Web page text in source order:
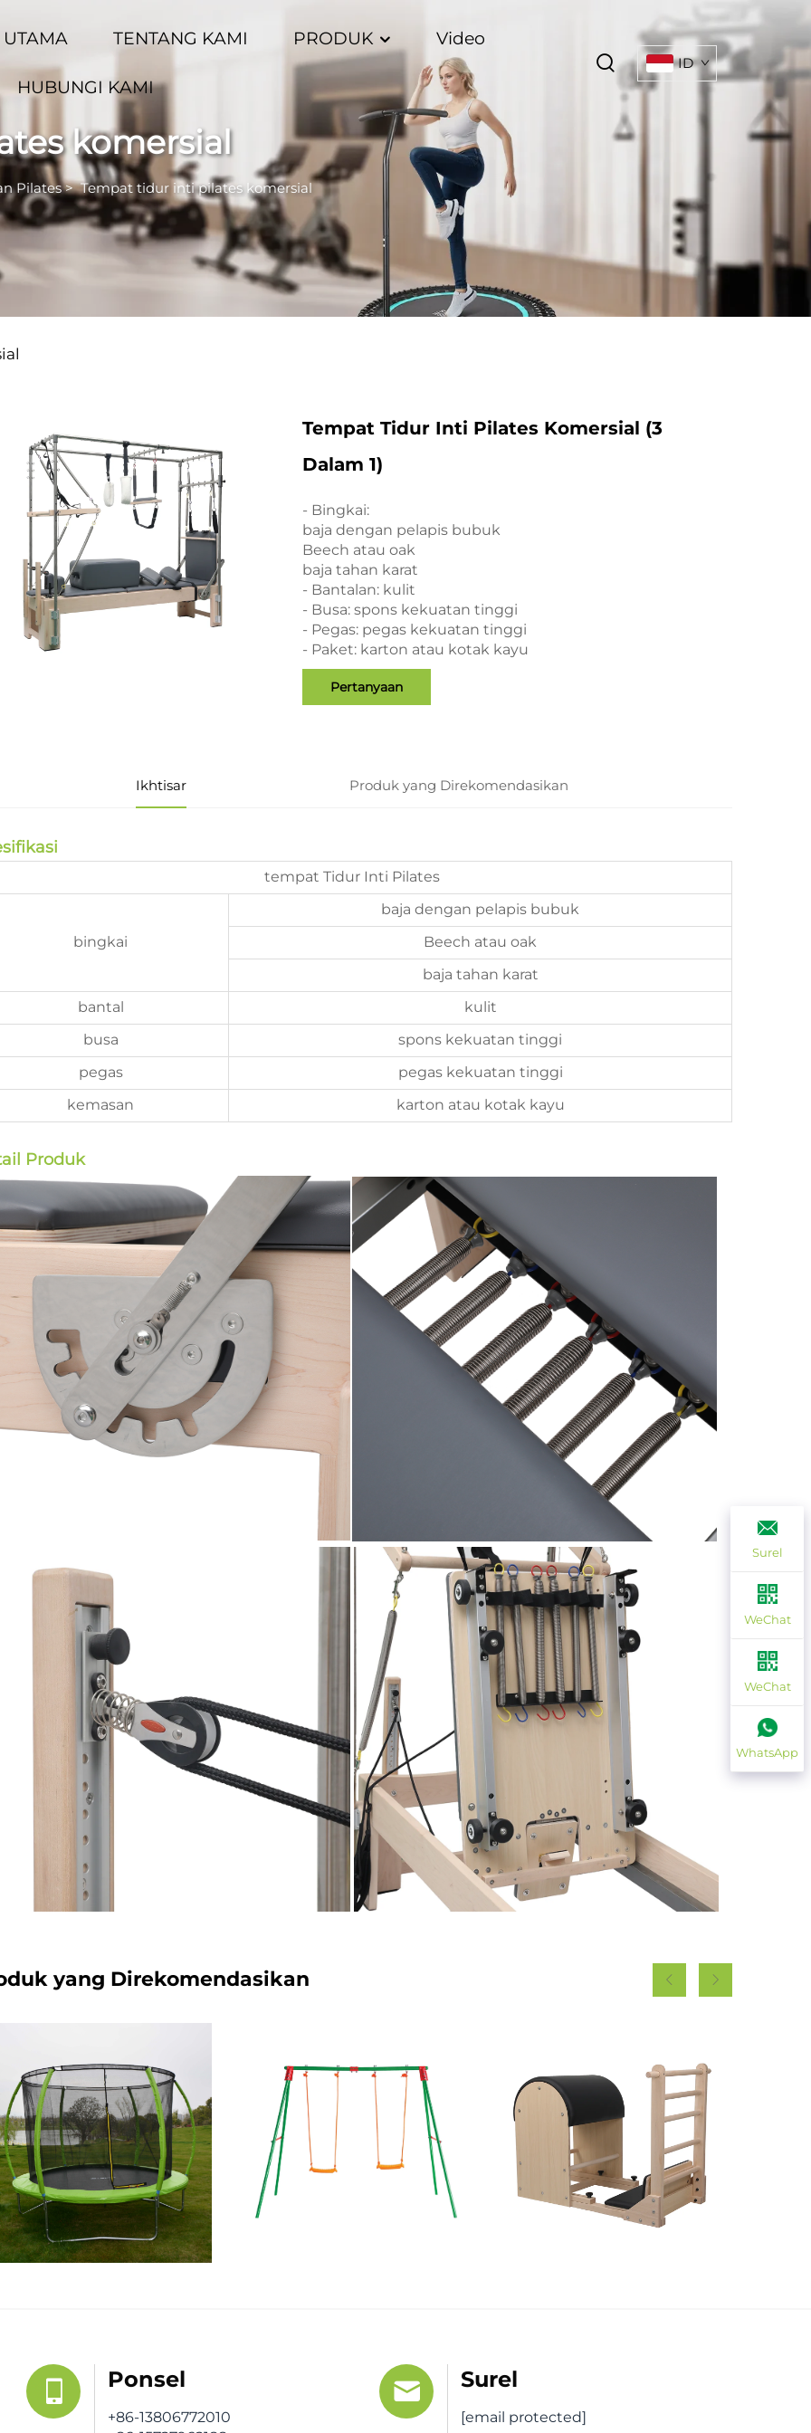
TENTANG KAMI PRODUK Video
HUBUNGI KAMI
ID
komersial
Pilates>Tempat tidur inti pilates komersial
Tempat Tidur Inti Pilates Komersial (3
Dalam 1)
- Bingkai:
baja dengan pelapis bubuk
Beech atau oak
baja tahan karat
- Bantalan: kulit
- Busa: spons kekuatan tinggi
- Pegas: pegas kekuatan tinggi
- Paket: karton atau kotak kayu
Pertanyaan
Ikhtisar Produk yang Direkomendasikan
tempat Tidur Inti Pilates
bingkai
baja dengan pelapis bubuk
Beech atau oak
baja tahan karat
bantal
kulit
busa
spons kekuatan tinggi
pegas
pegas kekuatan tinggi
kemasan
karton atau kotak kayu
Produk
yang Direkomendasikan
Surel
WeChat
WeChat
WhatsApp
Ponsel
+86-13806772010
Surel
[email protected]